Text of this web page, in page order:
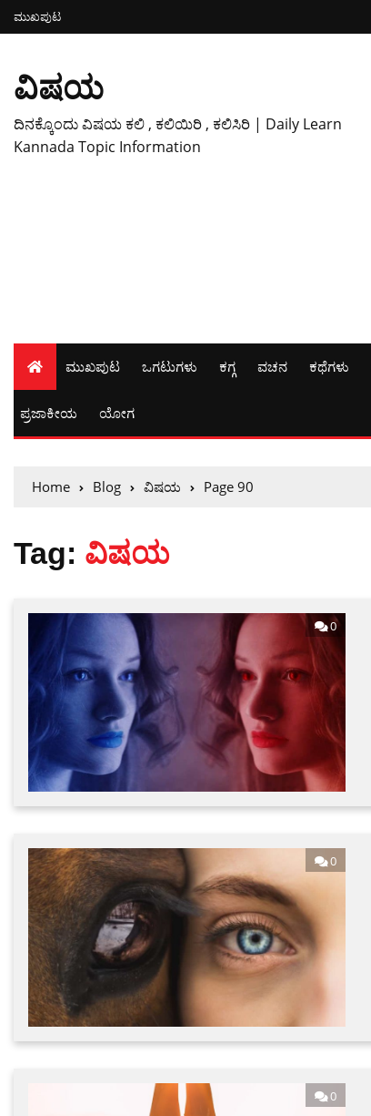
ಮುಖಪುಟ
ವಿಷಯ
ದಿನಕ್ಕೊಂದು ವಿಷಯ ಕಲಿ , ಕಲಿಯಿರಿ , ಕಲಿಸಿರಿ | Daily Learn
Kannada Topic Information
ಮುಖಪುಟ ಒಗಟುಗಳು ಕಗ್ಗ ವಚನ ಕಥೆಗಳು
ಪ್ರಜಾಕೀಯ ಯೋಗ
Home Blog ವಿಷಯ Page 90
Tag: ವಿಷಯ
0
0
0